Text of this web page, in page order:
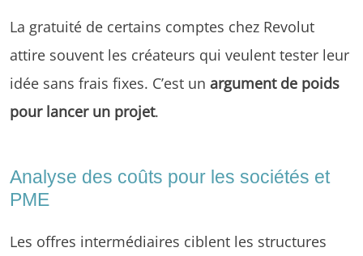
La gratuité de certains comptes chez Revolut
attire souvent les créateurs qui veulent tester leur
idée sans frais fixes. C’est un argument de poids
pour lancer un projet.
Analyse des coûts pour les sociétés et
PME
Les offres intermédiaires ciblent les structures